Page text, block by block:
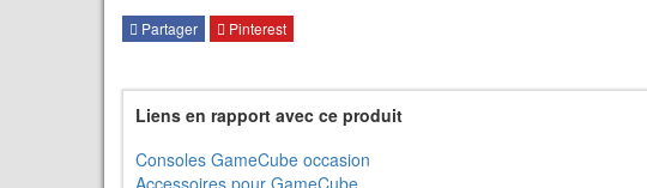
Partager Pinterest
Liens en rapport avec ce produit
Consoles GameCube occasion